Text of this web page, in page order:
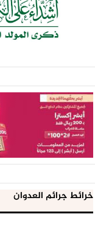
خرائط جرائم العدوان